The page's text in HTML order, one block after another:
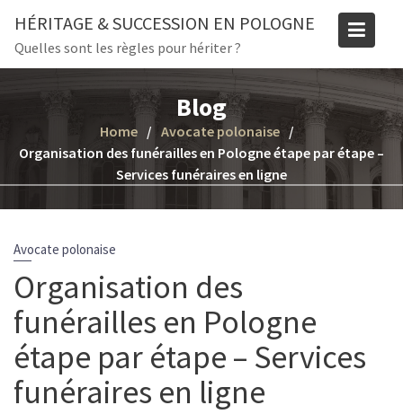
content
HÉRITAGE & SUCCESSION EN POLOGNE
Quelles sont les règles pour hériter ?
Blog
Home
Avocate polonaise
Organisation des funérailles en Pologne étape par étape –
Services funéraires en ligne
Avocate polonaise
Organisation des
funérailles en Pologne
étape par étape – Services
funéraires en ligne